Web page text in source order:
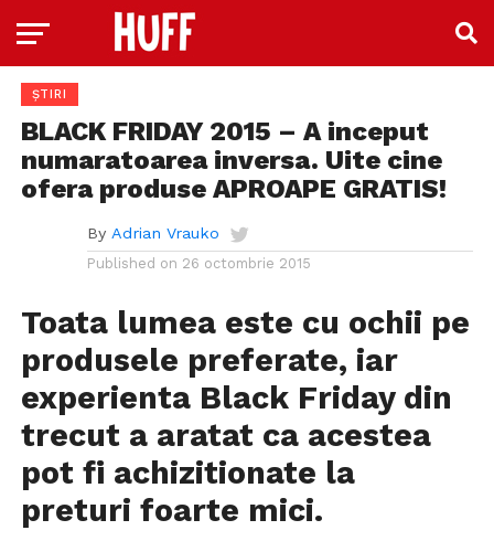
ȘTIRI
BLACK FRIDAY 2015 – A inceput
numaratoarea inversa. Uite cine
ofera produse APROAPE GRATIS!
By Adrian Vrauko
Published on 26 octombrie 2015
Toata lumea este cu ochii pe
produsele preferate, iar
experienta Black Friday din
trecut a aratat ca acestea
pot fi achizitionate la
preturi foarte mici.